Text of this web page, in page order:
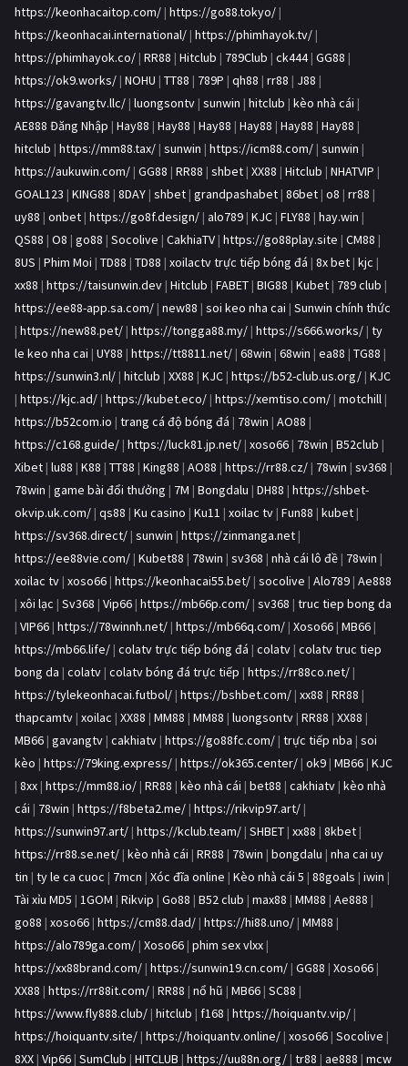
https://keonhacaitop.com/ | https://go88.tokyo/ |
https://keonhacai.international/ | https://phimhayok.tv/ |
https://phimhayok.co/ | RR88 | Hitclub | 789Club | ck444| GG88 |
https://ok9.works/ | NOHU | TT88 | 789P | qh88 | rr88 | J88 |
https://gavangtv.llc/ | luongsontv | sunwin | hitclub | kèo nhà cái |
AE888 Đăng Nhập | Hay88 | Hay88 | Hay88 | Hay88 | Hay88 | Hay88 |
hitclub | https://mm88.tax/ | sunwin | https://icm88.com/ | sunwin |
https://aukuwin.com/ | GG88 | RR88 | shbet | XX88 | Hitclub | NHATVIP |
GOAL123 | KING88 | 8DAY | shbet | grandpashabet | 86bet | o8 | rr88 |
uy88 | onbet | https://go8f.design/ | alo789 | KJC | FLY88 | hay.win |
QS88 | O8 | go88 | Socolive | CakhiaTV | https://go88play.site | CM88 |
8US | Phim Moi | TD88 | TD88 | xoilactv trực tiếp bóng đá | 8x bet | kjc |
xx88 | https://taisunwin.dev | Hitclub | FABET | BIG88 | Kubet | 789 club |
https://ee88-app.sa.com/ | new88 | soi keo nha cai | Sunwin chính thức
| https://new88.pet/ | https://tongga88.my/ | https://s666.works/ | ty
le keo nha cai | UY88 | https://tt8811.net/ | 68win | 68win | ea88 | TG88 |
https://sunwin3.nl/ | hitclub | XX88 | KJC | https://b52-club.us.org/ | KJC
| https://kjc.ad/ | https://kubet.eco/ | https://xemtiso.com/ | motchill |
https://b52com.io | trang cá độ bóng đá | 78win | AO88 |
https://c168.guide/ | https://luck81.jp.net/ | xoso66 | 78win | B52club |
Xibet | lu88 | K88 | TT88 | King88 | AO88 | https://rr88.cz/ | 78win | sv368 |
78win | game bài đổi thưởng | 7M | Bongdalu | DH88 | https://shbet-
okvip.uk.com/ | qs88 | Ku casino | Ku11 | xoilac tv | Fun88 | kubet |
https://sv368.direct/ | sunwin | https://zinmanga.net |
https://ee88vie.com/ | Kubet88 | 78win | sv368 | nhà cái lô đề | 78win |
xoilac tv | xoso66 | https://keonhacai55.bet/ | socolive | Alo789 | Ae888
| xôi lạc | Sv368 | Vip66 | https://mb66p.com/ | sv368 | truc tiep bong da
| VIP66 | https://78winnh.net/ | https://mb66q.com/ | Xoso66 | MB66 |
https://mb66.life/ | colatv trực tiếp bóng đá | colatv | colatv truc tiep
bong da | colatv | colatv bóng đá trực tiếp | https://rr88co.net/ |
https://tylekeonhacai.futbol/ | https://bshbet.com/ | xx88 | RR88 |
thapcamtv | xoilac | XX88 | MM88 | MM88 | luongsontv | RR88 | XX88 |
MB66 | gavangtv | cakhiatv | https://go88fc.com/ | trực tiếp nba | soi
kèo | https://79king.express/ | https://ok365.center/ | ok9 | MB66 | KJC
| 8xx | https://mm88.io/ | RR88 | kèo nhà cái | bet88 | cakhiatv | kèo nhà
cái | 78win | https://f8beta2.me/ | https://rikvip97.art/ |
https://sunwin97.art/ | https://kclub.team/ | SHBET | xx88 | 8kbet |
https://rr88.se.net/ | kèo nhà cái | RR88 | 78win | bongdalu | nha cai uy
tin | ty le ca cuoc | 7mcn | Xóc đĩa online | Kèo nhà cái 5 | 88goals | iwin |
Tài xỉu MD5 | 1GOM | Rikvip | Go88 | B52 club | max88 | MM88 | Ae888 |
go88 | xoso66 | https://cm88.dad/ | https://hi88.uno/ | MM88 |
https://alo789ga.com/ | Xoso66 | phim sex vlxx |
https://xx88brand.com/ | https://sunwin19.cn.com/ | GG88 | Xoso66 |
XX88 | https://rr88it.com/ | RR88 | nổ hũ | MB66 | SC88 |
https://www.fly888.club/ | hitclub | f168 | https://hoiquantv.vip/ |
https://hoiquantv.site/ | https://hoiquantv.online/ | xoso66 | Socolive |
8XX | Vip66 | SumClub | HITCLUB | https://uu88n.org/ | tr88 | ae888 | mcw